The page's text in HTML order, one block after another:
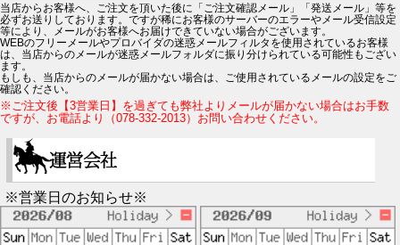
当店からお客様へ、ご注文を頂いた後に「ご注文確認メール」「発送メール」等を
必ずお送りしております。ですが稀にお客様のサーバーのエラーやメール受信設定
等により、メールがお客様へお届けできていない場合がございます。
WEBのフリーメールやプロバイダの迷惑メールフィルタを使用されているお客様
は、当店からのメールが迷惑メールフォルダに振り分けられている可能性もござい
ます。
もしも、当店からのメールが届かない場合は、ご使用されているメールの設定をご
確認ください。
※ご注文後【3営業日】を過ぎても弊社よりメールが届かない場合はお手数
ですが、お電話より（078-332-2013）お問い合わせください。
※営業日のお知らせ※